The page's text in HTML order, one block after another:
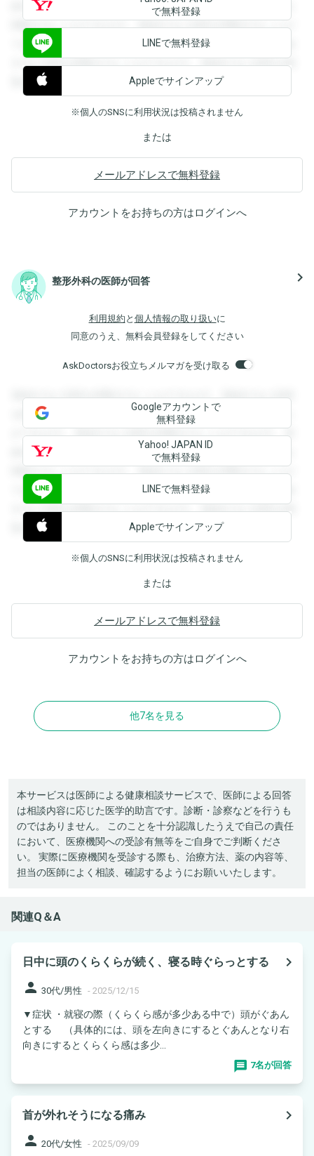
録すると回答を閲覧することができます。登録すると回答を
閲覧することができます。登録すると回答を閲覧することが
できます。登録すると回答を閲覧することができます。登録
すると回答を閲覧することができます。登録すると回答を閲
覧することができます。
で無料登録
LINEで無料登録
Appleでサインアップ
※個人のSNSに利用状況は投稿されません
または
メールアドレスで無料登録
アカウントをお持ちの方はログインへ
整形外科の医師が回答 navigate_next
利用規約 と 個人情報の取り扱いに
同意のうえ、無料会員登録をしてください
AskDoctorsお役立ちメルマガを受け取る
登録すると回答を閲覧することができます。登録すると回答
を閲覧することができます。登録すると回答を閲覧すること
ができます。登録すると回答を閲覧することができます。登
録すると回答を閲覧することができます。登録すると回答を
閲覧することができます。登録すると回答を閲覧することが
できます。登録すると回答を閲覧することができます。登録
すると回答を閲覧することができます。登録すると回答を閲
覧することができます。
Googleアカウントで
無料登録
Yahoo! JAPAN ID
で無料登録
LINEで無料登録
Appleでサインアップ
※個人のSNSに利用状況は投稿されません
または
メールアドレスで無料登録
アカウントをお持ちの方はログインへ
他7名を見る
本サービスは医師による健康相談サービスで、医師による回答
は相談内容に応じた医学的助言です。診断・診察などを行うも
のではありません。 このことを十分認識したうえで自己の責任
において、医療機関への受診有無等をご自身でご判断くださ
い。 実際に医療機関を受診する際も、治療方法、薬の内容等、
担当の医師によく相談、確認するようにお願いいたします。
関連Q＆A
日中に頭のくらくらが続く、寝る時ぐらっとする
navigate_next
person 30代/男性 - 2025/12/15
▼症状 ・就寝の際（くらくら感が多少ある中で）頭がぐあん
とする （具体的には、頭を左向きにするとぐあんとなり右
向きにするとくらくら感は多少...
7名が回答
首が外れそうになる痛み
navigate_next
person 20代/女性 - 2025/09/09